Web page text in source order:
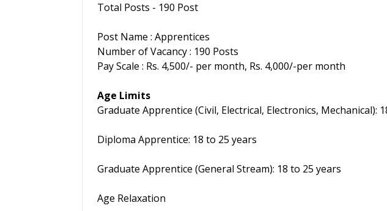
Total Posts - 190 Post
Post Name : Apprentices
Number of Vacancy : 190 Posts
Pay Scale : Rs. 4,500/- per month, Rs. 4,000/-per month
Age Limits
Graduate Apprentice (Civil, Electrical, Electronics, Mechanical):
Diploma Apprentice: 18 to 25 years
Graduate Apprentice (General Stream): 18 to 25 years
Age Relaxation